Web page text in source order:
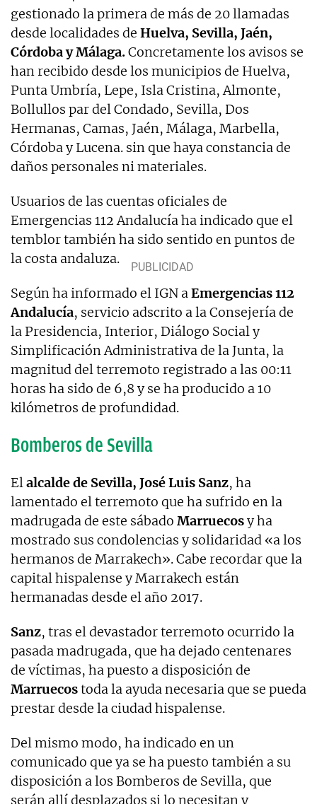
gestionado la primera de más de 20 llamadas
desde localidades de Huelva, Sevilla, Jaén,
Córdoba y Málaga.Concretamente los avisos se
han recibido desde los municipios de Huelva,
Punta Umbría, Lepe, Isla Cristina, Almonte,
Bollullos par del Condado, Sevilla, Dos
Hermanas, Camas, Jaén, Málaga, Marbella,
Córdoba y Lucena. sin que haya constancia de
daños personales ni materiales.
Usuarios de las cuentas oficiales de
Emergencias 112 Andalucía ha indicado que el
temblor también ha sido sentido en puntos de
la costa andaluza.
Según ha informado el IGN aEmergencias 112
Andalucía, servicio adscrito a la Consejería de
la Presidencia, Interior, Diálogo Social y
Simplificación Administrativa de la Junta, la
magnitud del terremoto registrado a las 00:11
horas ha sido de 6,8 y se ha producido a 10
kilómetros de profundidad.
Bomberos de Sevilla
Elalcalde de Sevilla, José Luis Sanz, ha
lamentado el terremoto que ha sufrido en la
madrugada de este sábado Marruecosy ha
mostrado sus condolencias y solidaridad «a los
hermanos de Marrakech». Cabe recordar que la
capital hispalense y Marrakech están
hermanadas desde el año 2017.
Sanz, tras el devastador terremoto ocurrido la
pasada madrugada, que ha dejado centenares
de víctimas, ha puesto a disposición de
Marruecostoda la ayuda necesaria que se pueda
prestar desde la ciudad hispalense.
Del mismo modo, ha indicado en un
comunicado que ya se ha puesto también a su
disposición a los Bomberos de Sevilla, que
serán allí desplazados si lo necesitan y